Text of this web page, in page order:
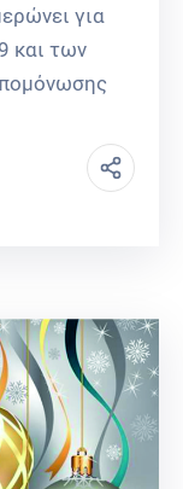
για
και των